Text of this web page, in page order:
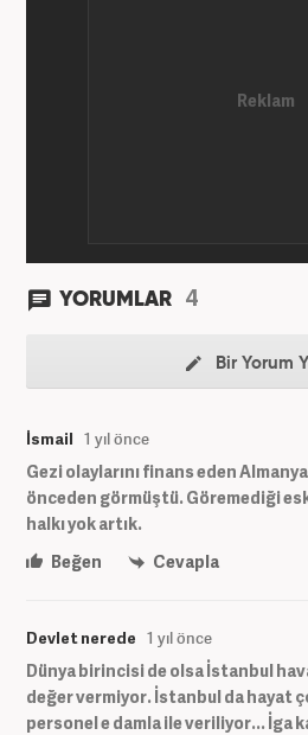
YORUMLAR 4
Bir Yorum
İsmail 1 yıl önce
Gezi olaylarını finans eden
önceden görmüştü. Göremediği
halkı yok artık.
Beğen
Cevapla
Devlet nerede 1 yıl önce
Dünya birincisi de olsa İstanbul
değer vermiyor. İstanbul da hayat
personel e damla ile veriliyor... İga